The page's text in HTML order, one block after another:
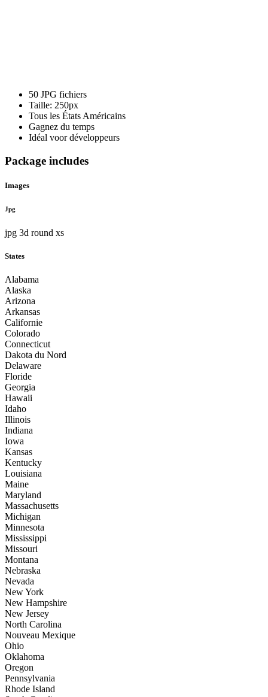
50 JPG fichiers
Taille: 250px
Tous les États Américains
Gagnez du temps
Idéal voor développeurs
Package includes
Images
Jpg
jpg 3d round xs
States
Alabama
Alaska
Arizona
Arkansas
Californie
Colorado
Connecticut
Dakota du Nord
Delaware
Floride
Georgia
Hawaii
Idaho
Illinois
Indiana
Iowa
Kansas
Kentucky
Louisiana
Maine
Maryland
Massachusetts
Michigan
Minnesota
Mississippi
Missouri
Montana
Nebraska
Nevada
New York
New Hampshire
New Jersey
North Carolina
Nouveau Mexique
Ohio
Oklahoma
Oregon
Pennsylvania
Rhode Island